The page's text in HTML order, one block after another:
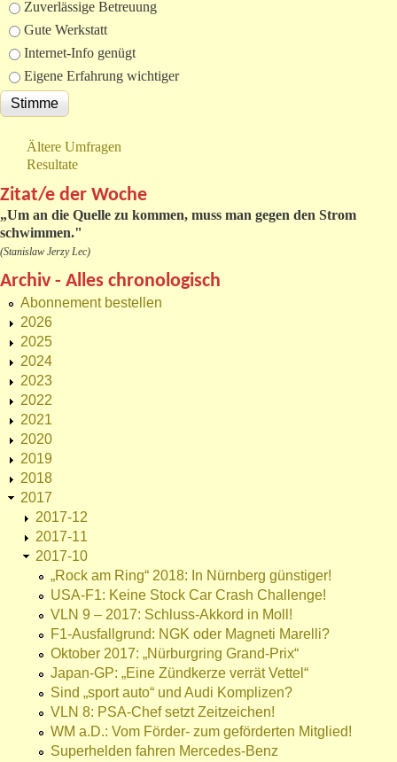
Zuverlässige Betreuung
Gute Werkstatt
Internet-Info genügt
Eigene Erfahrung wichtiger
Ältere Umfragen
Resultate
Zitat/e der Woche
„Um an die Quelle zu kommen, muss man gegen den Strom
schwimmen."
(Stanislaw Jerzy Lec)
Archiv - Alles chronologisch
Abonnement bestellen
2026
2025
2024
2023
2022
2021
2020
2019
2018
2017
2017-12
2017-11
2017-10
„Rock am Ring“ 2018: In Nürnberg günstiger!
USA-F1: Keine Stock Car Crash Challenge!
VLN 9 – 2017: Schluss-Akkord in Moll!
F1-Ausfallgrund: NGK oder Magneti Marelli?
Oktober 2017: „Nürburgring Grand-Prix“
Japan-GP: „Eine Zündkerze verrät Vettel“
Sind „sport auto“ und Audi Komplizen?
VLN 8: PSA-Chef setzt Zeitzeichen!
WM a.D.: Vom Förder- zum geförderten Mitglied!
Superhelden fahren Mercedes-Benz